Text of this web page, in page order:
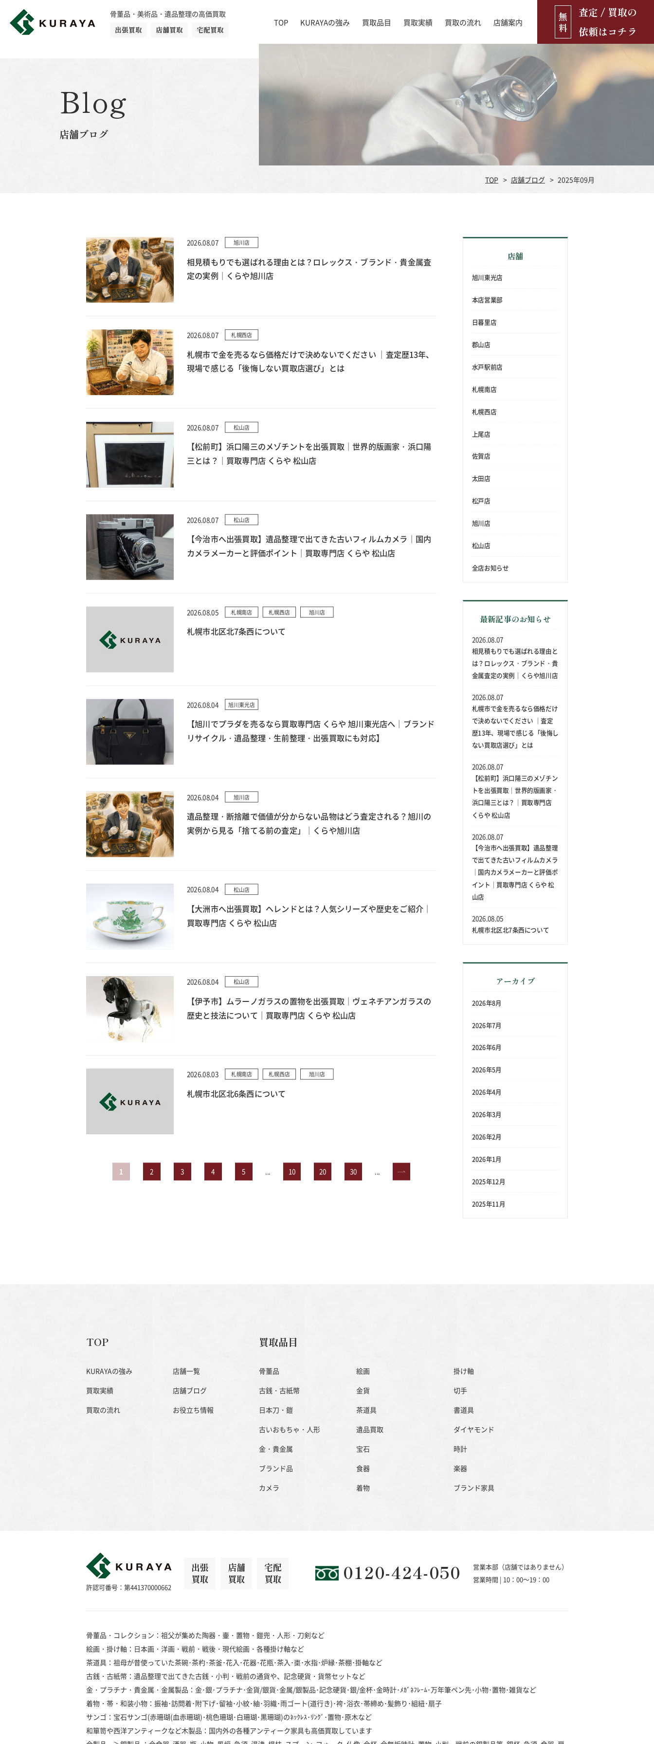
骨董品・美術品・遺品整理の高価買取
出張買取
店舗買取 宅配買取
TOP KURAYAの強み 買取品目
古銭・古紙幣
古いおもちゃ・人形 遺品買取
ダイヤモンド 時計 ブランド品 食器
楽器 ブランド家具
買取実績 買取の流れ 店舗案内
店舗ブログ お役立ち情報
無
料
査定 / 買取の
依頼はコチラ
Blog
店舗ブログ
TOP 店舗ブログ 2025年09月
2026.08.07 旭川店
相見積もりでも選ばれる理由とは？ロレックス・ブランド・貴金属査
定の実例｜くらや旭川店
2026.08.07 札幌西店
札幌市で金を売るなら価格だけで決めないでください ｜査定歴13年、
現場で感じる「後悔しない買取店選び」とは
2026.08.07 松山店
【松前町】浜口陽三のメゾチントを出張買取｜世界的版画家・浜口陽
三とは？｜買取専門店 くらや 松山店
2026.08.07 松山店
【今治市へ出張買取】遺品整理で出てきた古いフィルムカメラ｜国内
カメラメーカーと評価ポイント｜買取専門店 くらや 松山店
2026.08.05 札幌南店 札幌西店 旭川店
札幌市北区北7条西について
2026.08.04 旭川東光店
【旭川でプラダを売るなら買取専門店 くらや 旭川東光店へ｜ブランド
リサイクル・遺品整理・生前整理・出張買取にも対応】
2026.08.04 旭川店
遺品整理・断捨離で価値が分からない品物はどう査定される？旭川の
実例から見る「捨てる前の査定」｜くらや旭川店
2026.08.04 松山店
【大洲市へ出張買取】ヘレンドとは？人気シリーズや歴史をご紹介｜
買取専門店 くらや 松山店
2026.08.04 松山店
【伊予市】ムラーノガラスの置物を出張買取｜ヴェネチアンガラスの
歴史と技法について｜買取専門店 くらや 松山店
2026.08.03 札幌南店 札幌西店 旭川店
札幌市北区北6条西について
1 2 3 4 5 10 20 30 »
店舗
旭川東光店
本店営業部
日暮里店
郡山店
水戸駅前店
札幌南店
札幌西店
上尾店
佐賀店
太田店
松戸店
旭川店
松山店
全店お知らせ
最新記事のお知らせ
相見積もりでも選ばれる理由と
は？ロレックス・ブランド・貴
金属査定の実例｜くらや旭川店
2026.08.07
札幌市で金を売るなら価格だけ
で決めないでください ｜査定
歴13年、現場で感じる「後悔し
ない買取店選び」とは
2026.08.07
【松前町】浜口陽三のメゾチン
トを出張買取｜世界的版画家・
浜口陽三とは？｜買取専門店
くらや 松山店
2026.08.07
【今治市へ出張買取】遺品整理
で出てきた古いフィルムカメラ
｜国内カメラメーカーと評価ポ
イント｜買取専門店 くらや 松
山店
2026.08.07
札幌市北区北7条西について
2026.08.05
アーカイブ
2026年8月
2026年7月
2026年6月
2026年5月
2026年4月
2026年3月
2026年2月
2026年1月
2025年12月
2025年11月
TOP
KURAYAの強み
買取実績
買取の流れ
店舗一覧
店舗ブログ
お役立ち情報
買取品目
骨董品 絵画
掛け軸
古銭・古紙幣
金貨
切手
日本刀・鎧
茶道具
書道具
古いおもちゃ・人形
遺品買取
ダイヤモンド
金・貴金属
宝石
時計
ブランド品
食器
楽器
カメラ
着物 ブランド家具
許認可番号：第441370000662
出張
買取
店舗
買取
宅配
買取
0120-424-050
営業本部（店舗ではありません）
営業時間 | 10：00～19：00
骨董品・コレクション：祖父が集めた陶器・壷・置物・鎧兜・人形・刀剣など
絵画・掛け軸：日本画・洋画・戦前・戦後・現代絵画・各種掛け軸など
茶道具：祖母が昔使っていた茶碗･茶杓･茶釜･花入･花器･花瓶･茶入･棗･水指･炉縁･茶棚･掛軸など
古銭・古紙幣：遺品整理で出てきた古銭・小判・戦前の通貨や、記念硬貨・貨幣セットなど
金・プラチナ・貴金属・金属製品：金･銀･プラチナ･金貨/銀貨･金属/銀製品･記念硬貨･銀/金杯･金時計･ﾒｶﾞﾈﾌﾚｰﾑ･万年筆ペン先･小物･置物･雑貨など
着物・帯・和装小物：振袖･訪問着･附下げ･留袖･小紋･紬･羽織･雨ゴート(道行き)･袴･浴衣･帯締め･髪飾り･組紐･扇子
サンゴ：宝石サンゴ(赤珊瑚(血赤珊瑚)･桃色珊瑚･白珊瑚･黒珊瑚)のﾈｯｸﾚｽ･ﾘﾝｸﾞ･置物･原木など
和箪笥や西洋アンティークなど木製品：国内外の各種アンティーク家具も高価買取しています